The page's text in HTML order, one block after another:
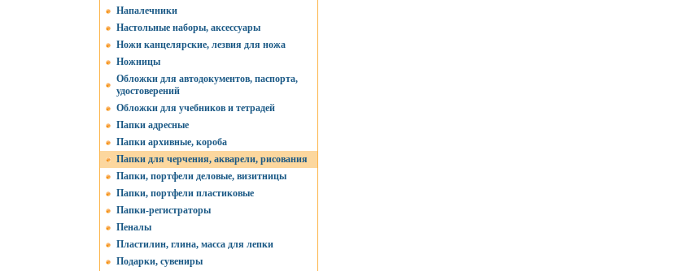
Напалечники
Настольные наборы, аксессуары
Ножи канцелярские, лезвия для ножа
Ножницы
Обложки для автодокументов, паспорта,
удостоверений
Обложки для учебников и тетрадей
Папки адресные
Папки архивные, короба
Папки для черчения, акварели, рисования
Папки, портфели деловые, визитницы
Папки, портфели пластиковые
Папки-регистраторы
Пеналы
Пластилин, глина, масса для лепки
Подарки, сувениры